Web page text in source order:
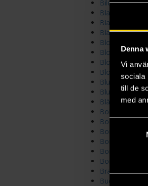
Denna
Vi
sociala
till de
med
Bild & Bubbla
Blacksad
Blake och
Blake och
Blod och aska
Blodiga tänder
Blodstormen
Blueberry
Blueberrys
Bläckhjärta
Boken om stoft
Books of Clash
Borde vara
Bortbytingar
Bortom
Bortom tid
Bravelands
Buddy Longway